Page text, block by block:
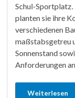
Schul-
planten sie ihre
verschiedenen
maßstabsgetreu
Sonnenstand
Anforderungen
Weiterlesen